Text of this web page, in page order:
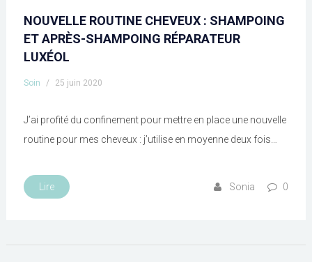
NOUVELLE ROUTINE CHEVEUX : SHAMPOING
ET APRÈS-SHAMPOING RÉPARATEUR
LUXÉOL
Soin / 25 juin 2020
J’ai profité du confinement pour mettre en place une nouvelle
routine pour mes cheveux : j’utilise en moyenne deux fois…
Lire Sonia 0